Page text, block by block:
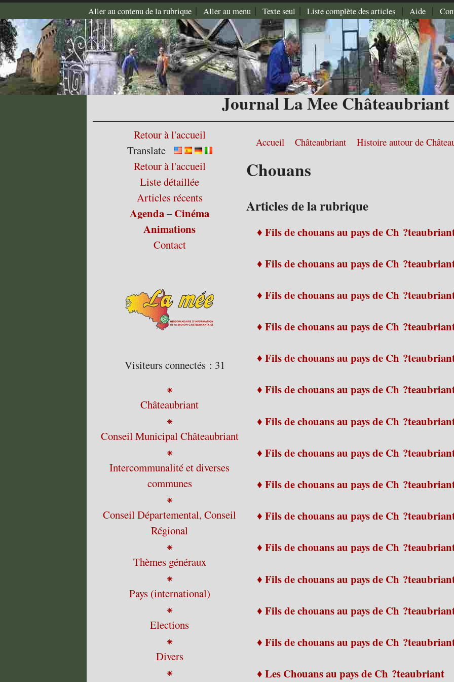
Aller au contenu de la rubrique | Aller au menu | Texte seul | Liste complète des articles | Aide |
Journal La Mee Châteaubriant
Accueil Châteaubriant> Histoire autour de
Chouans
Articles de la rubrique
♦ Fils de chouans au pays de Ch
♦ Fils de chouans au pays de Ch
♦ Fils de chouans au pays de Ch
♦ Fils de chouans au pays de Ch
♦ Fils de chouans au pays de Ch
♦ Fils de chouans au pays de Ch
♦ Fils de chouans au pays de Ch
♦ Fils de chouans au pays de Ch
♦ Fils de chouans au pays de Ch
♦ Fils de chouans au pays de Ch
♦ Fils de chouans au pays de Ch
♦ Fils de chouans au pays de Ch
♦ Fils de chouans au pays de Ch
♦ Fils de chouans au pays de Ch
♦ Les Chouans au pays de Ch ?teaubriant
Retour à l'accueil
Translate
Retour à l'accueil
Liste détaillée
Articles récents
Agenda–Cinéma
Animations
Contact
Visiteurs connectés : 31
⁕
Châteaubriant
⁕
Conseil Municipal Châteaubriant
⁕
Intercommunalité et diverses
communes
⁕
Conseil Départemental, Conseil
Régional
⁕
Thèmes généraux
⁕
Pays (international)
⁕
Elections
⁕
Divers
⁕